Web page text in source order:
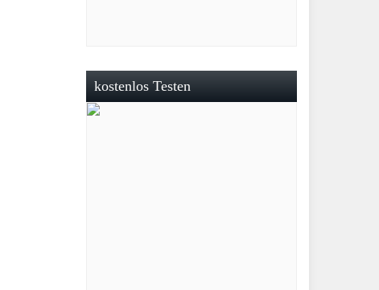
kostenlos Testen